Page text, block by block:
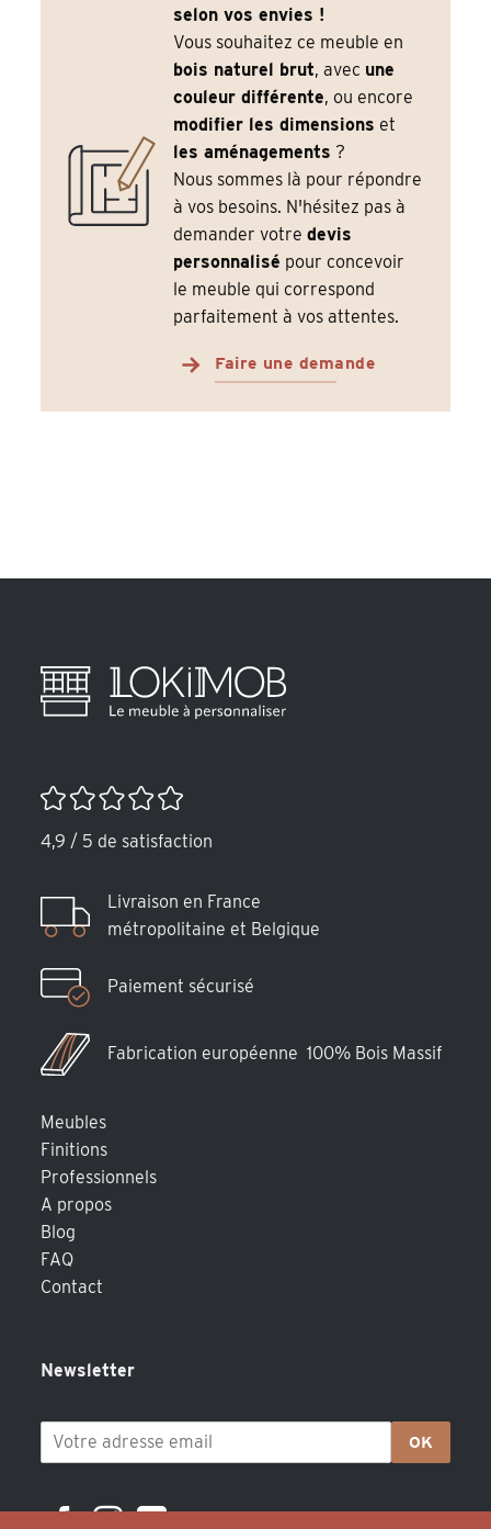
selon vos envies !
Vous souhaitez ce meuble en
bois naturel brut, avec une
couleur différente, ou encore
modifier les dimensions et
les aménagements ?
Nous sommes là pour répondre
à vos besoins. N'hésitez pas à
demander votredevis
personnalisé pour concevoir
le meuble qui correspond
parfaitement à vos attentes.
Faire une demande
4,9 / 5 de satisfaction
Livraison en France
métropolitaine et Belgique
Paiement sécurisé
Fabrication européenne 100% Bois Massif
Meubles
Finitions
Professionnels
A propos
Blog
FAQ
Contact
Newsletter
OK